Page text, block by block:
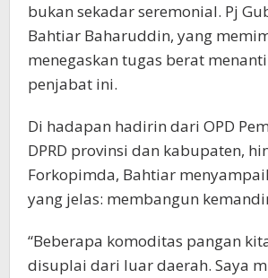
bukan sekadar seremonial. Pj
Bahtiar Baharuddin, yang
menegaskan tugas berat
penjabat ini.
Di hadapan hadirin dari OPD
DPRD provinsi dan kabupaten,
Forkopimda, Bahtiar
yang jelas: membangun
“Beberapa komoditas pangan
disuplai dari luar daerah. Saya